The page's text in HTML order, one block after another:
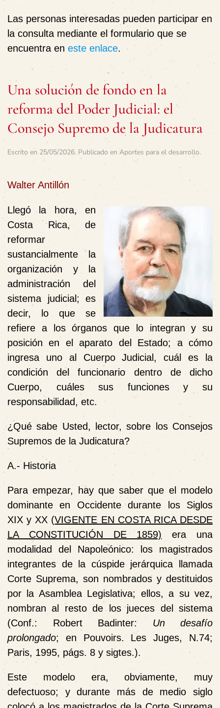
Las personas interesadas pueden participar en
la consulta mediante el formulario que se
encuentra en este enlace.
Una solución de fondo en la
reforma del Poder Judicial: el
Consejo Supremo de la Judicatura
Escrito en 25/05/2026. Publicado en Aportes para el desarrollo.
Walter Antillón
Llegó la hora, en
Costa Rica, de
reformar
sustancialmente la
organización y la
administración del
sistema judicial; es
decir, lo que se
refiere a los órganos que lo integran y su
posición en el aparato del Estado; a cómo
ingresa uno al Cuerpo Judicial, cuál es la
condición del funcionario dentro de dicho
Cuerpo, cuáles sus funciones y su
responsabilidad, etc.
¿Qué sabe Usted, lector, sobre los Consejos
Supremos de la Judicatura?
A.- Historia
Para empezar, hay que saber que el modelo
dominante en Occidente durante los Siglos
XIX y XX (VIGENTE EN COSTA RICA DESDE
LA CONSTITUCIÓN DE 1859)
era una
modalidad del Napoleónico: los magistrados
integrantes de la cúspide jerárquica llamada
Corte Suprema, son nombrados y destituidos
por la Asamblea Legislativa; ellos, a su vez,
nombran al resto de los jueces del sistema
(Conf.: Robert Badinter: Un desafío
prolongado; en Pouvoirs. Les Juges, N.74;
Paris, 1995, págs. 8 y sigtes.).
Este modelo era, obviamente, muy
defectuoso; y durante más de medio siglo